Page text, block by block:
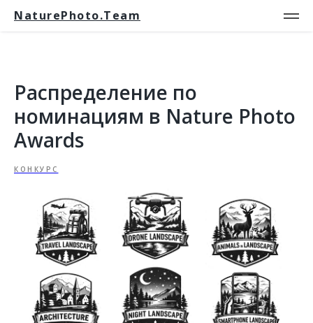
NaturePhoto.Team
Распределение по
номинациям в Nature Photo
Awards
КОНКУРС